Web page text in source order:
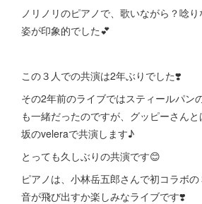
ノリノリのピアノで、歌いながら？唸
姿が印象的でした💕
この３人での共演は2年ぶりでした❣️
その2年前のライブではスティールパン
も一緒だったのですが、グッピーさん
坂のveleraで共演します♪
とっても久しぶりの共演です😊
ピアノは、小林岳五郎さんで初コラボ
音が飛び出すか楽しみなライブです❣️